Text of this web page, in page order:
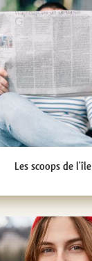
Les scoops de l'île